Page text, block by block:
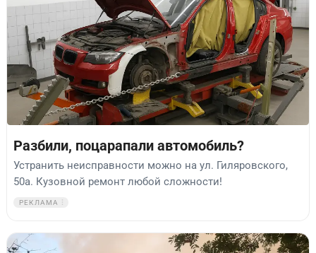
Разбили, поцарапали автомобиль?
Устранить неисправности можно на ул. Гиляровского,
50а. Кузовной ремонт любой сложности!
РЕКЛАМА